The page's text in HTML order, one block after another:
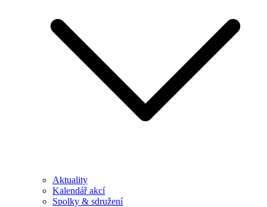
Aktuality
Kalendář akcí
Spolky & sdružení